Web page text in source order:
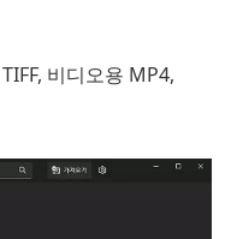
비디오용 MP4,